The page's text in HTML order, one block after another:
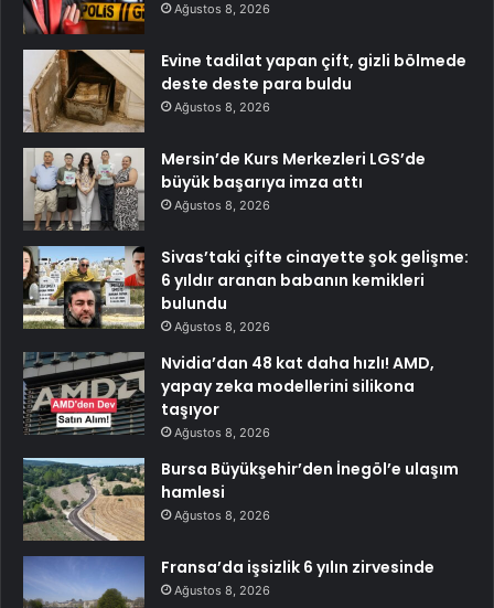
Ağustos 8, 2026
Evine tadilat yapan çift, gizli bölmede
deste deste para buldu
Ağustos 8, 2026
Mersin’de Kurs Merkezleri LGS’de
büyük başarıya imza attı
Ağustos 8, 2026
Sivas’taki çifte cinayette şok gelişme:
6 yıldır aranan babanın kemikleri
bulundu
Ağustos 8, 2026
Nvidia’dan 48 kat daha hızlı! AMD,
yapay zeka modellerini silikona
taşıyor
Ağustos 8, 2026
Bursa Büyükşehir’den İnegöl’e ulaşım
hamlesi
Ağustos 8, 2026
Fransa’da işsizlik 6 yılın zirvesinde
Ağustos 8, 2026